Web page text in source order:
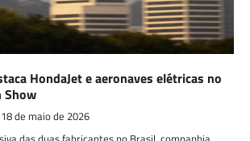
HondaJet e aeronaves elétricas no
Show
18 de maio de 2026